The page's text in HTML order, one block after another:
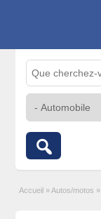
Accueil » Autos/motos »